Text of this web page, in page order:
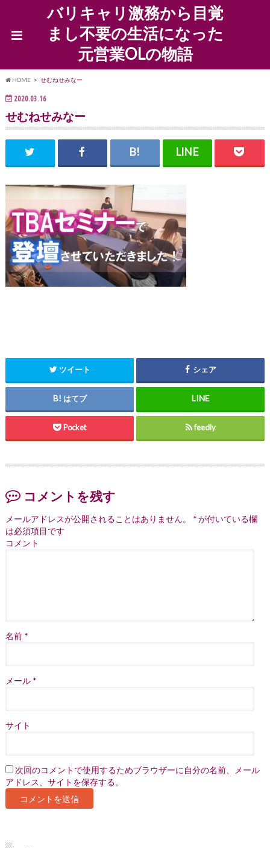
バリキャリ激務から目覚
まし不要の生活になった
元営業OLの物語
HOME せむねせみなー
2020.03.16
せむねせみなー
ツイート シェア
はてブ
Pocket feedly
コメントを残す
メールアドレスが公開されることはありません。 *が付いている欄
は必須項目です
コメント
名前 *
メール *
サイト
次回のコメントで使用するためブラウザーに自分の名前、メール
アドレス、サイトを保存する。